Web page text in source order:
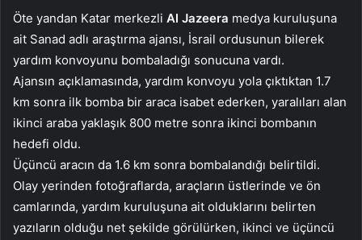
Öte yandan Katar merkezli Al Jazeera medya kuruluşuna
ait Sanad adlı araştırma ajansı, İsrail ordusunun bilerek
yardım konvoyunu bombaladığı sonucuna vardı.
Ajansın açıklamasında, yardım konvoyu yola çıktıktan 1.7
km sonra ilk bomba bir araca isabet ederken, yaralıları alan
ikinci araba yaklaşık 800 metre sonra ikinci bombanın
hedefi oldu.
Üçüncü aracın da 1.6 km sonra bombalandığı belirtildi.
Olay yerinden fotoğraflarda, araçların üstlerinde ve ön
camlarında, yardım kuruluşuna ait olduklarını belirten
yazıların olduğu net şekilde görülürken, ikinci ve üçüncü